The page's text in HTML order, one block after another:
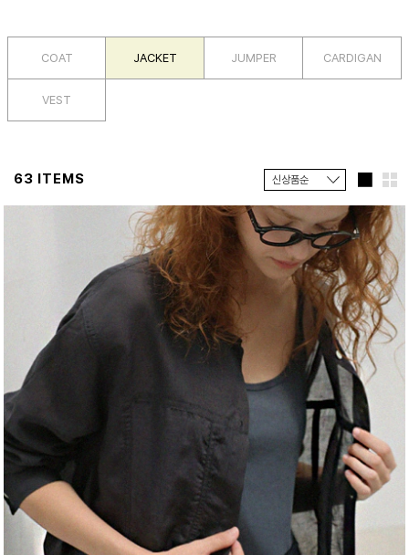
COAT JACKET JUMPER CARDIGAN
VEST
63 ITEMS